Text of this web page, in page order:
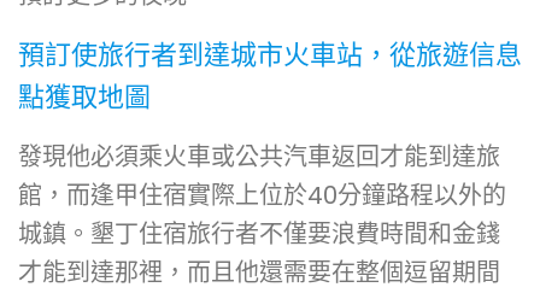
預訂使旅行者到達城市火車站，從旅遊信息
點獲取地圖
發現他必須乘火車或公共汽車返回才能到達旅
館，而逢甲住宿實際上位於40分鐘路程以外的
城鎮。墾丁住宿旅行者不僅要浪費時間和金錢
才能到達那裡，而且他還需要在整個逗留期間